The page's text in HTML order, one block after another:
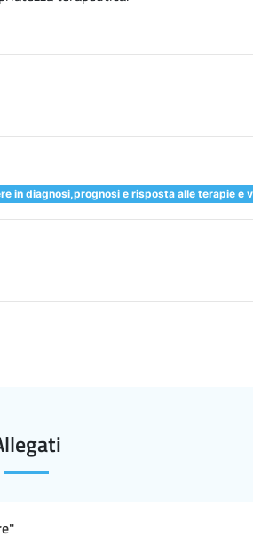
in diagnosi,prognosi e risposta alle terapie e